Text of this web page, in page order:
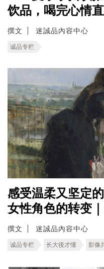
饮品，喝完心情
撰文 迷誠品內容中心
诚品专栏
感受温柔又坚定
女性角色的转变
撰文 迷誠品內容中心
诚品专栏 长大後才懂 影像